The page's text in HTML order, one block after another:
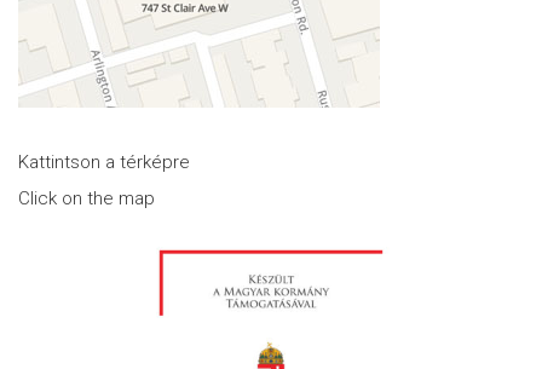
Kattintson a térképre
Click on the map